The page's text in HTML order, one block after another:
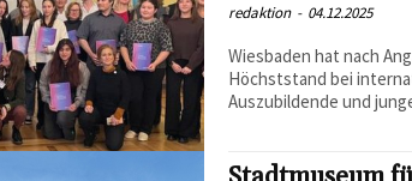
redaktion - 04.12.2025
Wiesbaden hat nach
Höchststand bei
Auszubildende und